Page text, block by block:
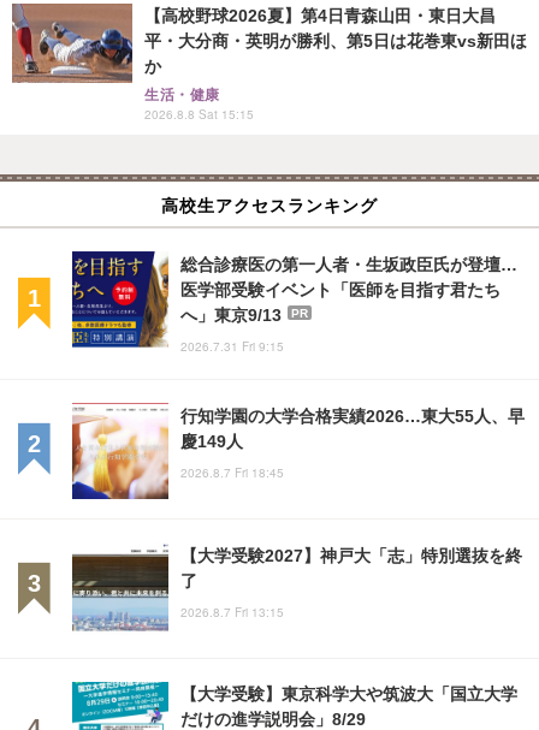
【高校野球2026夏】第4日青森山田・東日大昌
平・大分商・英明が勝利、第5日は花巻東vs新田ほ
か
生活・健康
2026.8.8 Sat 15:15
高校生アクセスランキング
総合診療医の第一人者・生坂政臣氏が登壇…
医学部受験イベント「医師を目指す君たち
へ」東京9/13
PR
2026.7.31 Fri 9:15
行知学園の大学合格実績2026…東大55人、早
慶149人
2026.8.7 Fri 18:45
【大学受験2027】神戸大「志」特別選抜を終
了
2026.8.7 Fri 13:15
【大学受験】東京科学大や筑波大「国立大学
だけの進学説明会」8/29